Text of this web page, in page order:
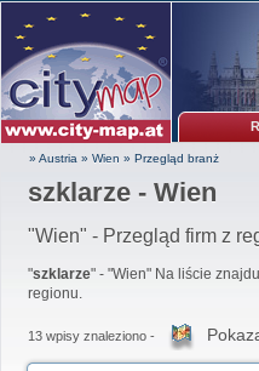
» Austria » Wien » Przegląd branż
szklarze - Wien
"Wien" - Przegląd firm z
"szklarze" - "Wien" Na liście
regionu.
13 wpisy znaleziono -